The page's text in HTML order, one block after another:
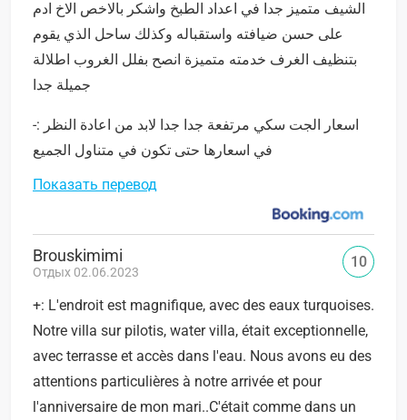
الشيف متميز جدا في اعداد الطبخ واشكر بالاخص الاخ ادم
على حسن ضيافته واستقباله وكذلك ساحل الذي يقوم
بتنظيف الغرف خدمته متميزة انصح بفلل الغروب اطلالة
جميلة جدا
-: اسعار الجت سكي مرتفعة جدا جدا لابد من اعادة النظر
في اسعارها حتى تكون في متناول الجميع
Показать перевод
Brouskimimi
Отдых 02.06.2023
+: L'endroit est magnifique, avec des eaux turquoises.
Notre villa sur pilotis, water villa, était exceptionnelle,
avec terrasse et accès dans l'eau. Nous avons eu des
attentions particulières à notre arrivée et pour
l'anniversaire de mon mari..C'était comme dans un
10